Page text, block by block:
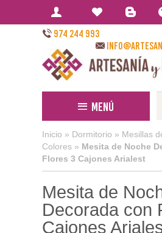
974 244 993
Menú
Inicio » Dormitorio » Mesillas
Colores » Mesita de Noche
Flores 3 Cajones Arialest
Mesita de
Decorada con
Cajones